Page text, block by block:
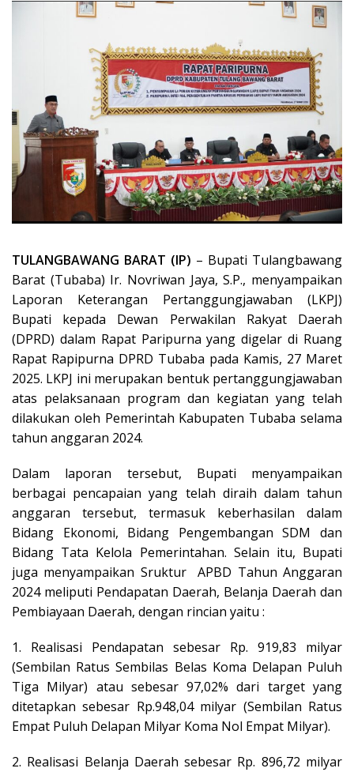
TULANGBAWANG BARAT (IP) – Bupati Tulangbawang
Barat (Tubaba) Ir. Novriwan Jaya, S.P., menyampaikan
Laporan Keterangan Pertanggungjawaban (LKPJ)
Bupati kepada Dewan Perwakilan Rakyat Daerah
(DPRD) dalam Rapat Paripurna yang digelar di Ruang
Rapat Rapipurna DPRD Tubaba pada Kamis, 27 Maret
2025. LKPJ ini merupakan bentuk pertanggungjawaban
atas pelaksanaan program dan kegiatan yang telah
dilakukan oleh Pemerintah Kabupaten Tubaba selama
tahun anggaran 2024.
Dalam laporan tersebut, Bupati menyampaikan
berbagai pencapaian yang telah diraih dalam tahun
anggaran tersebut, termasuk keberhasilan dalam
Bidang Ekonomi, Bidang Pengembangan SDM dan
Bidang Tata Kelola Pemerintahan. Selain itu, Bupati
juga menyampaikan Sruktur APBD Tahun Anggaran
2024 meliputi Pendapatan Daerah, Belanja Daerah dan
Pembiayaan Daerah, dengan rincian yaitu :
1. Realisasi Pendapatan sebesar Rp. 919,83 milyar
(Sembilan Ratus Sembilas Belas Koma Delapan Puluh
Tiga Milyar) atau sebesar 97,02% dari target yang
ditetapkan sebesar Rp.948,04 milyar (Sembilan Ratus
Empat Puluh Delapan Milyar Koma Nol Empat Milyar).
2. Realisasi Belanja Daerah sebesar Rp. 896,72 milyar